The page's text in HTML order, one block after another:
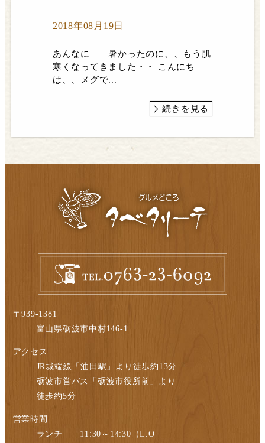
2018年08月19日
あんなに 暑かったのに、、もう肌
寒くなってきました・・ こんにち
は、、メグで...
続きを見る
〒939-1381
富山県砺波市中村146-1
アクセス
JR城端線「油田駅」より徒歩約13分
砺波市営バス「砺波市役所前」より
徒歩約5分
営業時間
ランチ 11:30～14:30（L.O